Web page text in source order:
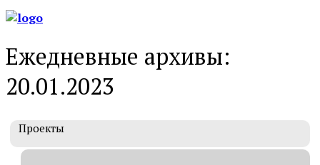
Ежедневные архивы:
20.01.2023
Проекты